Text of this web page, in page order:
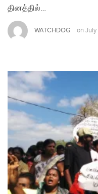
தினத்தில்…
WATCHDOG on July